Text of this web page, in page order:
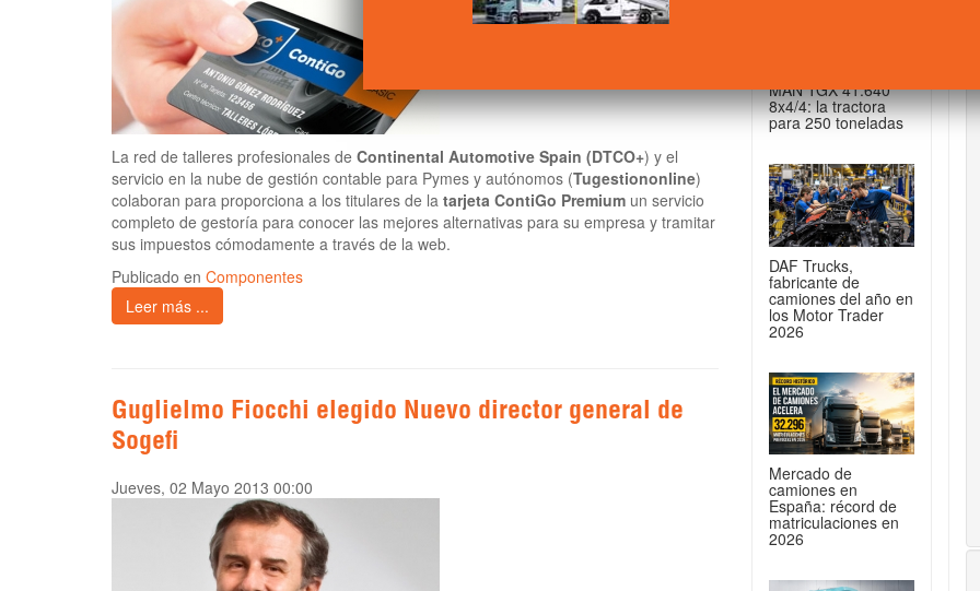
La red de talleres profesionales de Continental Automotive Spain (DTCO+) y el
servicio en la nube de gestión contable para Pymes y autónomos (Tugestiononline)
colaboran para proporciona a los titulares de la tarjeta ContiGo Premium un servicio
completo de gestoría para conocer las mejores alternativas para su empresa y tramitar
sus impuestos cómodamente a través de la web.
Publicado en Componentes
Leer más ...
Guglielmo Fiocchi elegido Nuevo director general de
Sogefi
Jueves, 02 Mayo 2013 00:00
MAN TGX 41.640
8x4/4: la tractora
para 250 toneladas
DAF Trucks,
fabricante de
camiones del año en
los Motor Trader
2026
Mercado de
camiones en
España: récord de
matriculaciones en
2026